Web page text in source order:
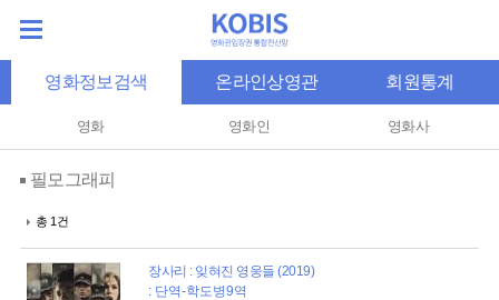
영화정보검색 온라인상영관 회원통계
영화 영화인 영화사
필모그래피
총 1건
장사리 : 잊혀진 영웅들 (2019)
: 단역-학도병9역